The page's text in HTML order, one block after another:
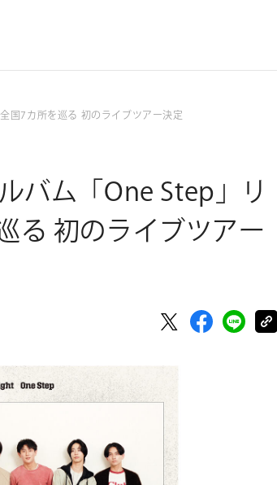
CONTACT
個人のお客様
国7カ所を巡る 初のライブツアー決定
バム「One Step」リ
る 初のライブツアー